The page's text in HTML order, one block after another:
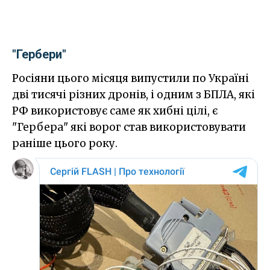
"Гербери"
Росіяни цього місяця випустили по Україні
дві тисячі різних дронів, і одним з БПЛА, які
РФ використовує саме як хибні цілі, є
"Гербера" які ворог став використовувати
раніше цього року.